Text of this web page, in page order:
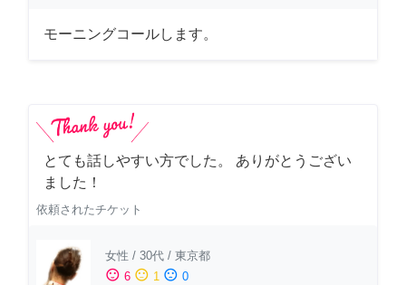
モーニングコールします。
とても話しやすい方でした。 ありがとうござい
ました！
依頼されたチケット
女性 / 30代 / 東京都
sentiment_satisfied 6 sentiment_neutral 1 sentiment_dissatisfied 0